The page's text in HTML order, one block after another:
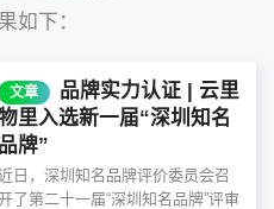
如下：
文章
品牌实力认证 | 云里
里入选新一届“深圳知名
品牌”
日，深圳知名品牌评价委员会召
了第二十一届“深圳知名品牌”评审